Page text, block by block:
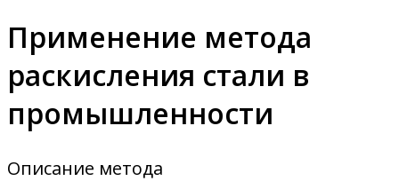
Применение метода
раскисления стали в
промышленности
Описание метода